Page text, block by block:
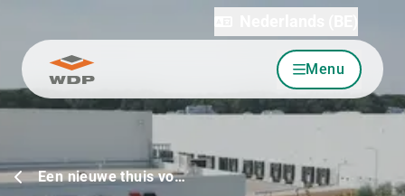
Ga naar inhoud Menu
Een nieuwe thuis vo…